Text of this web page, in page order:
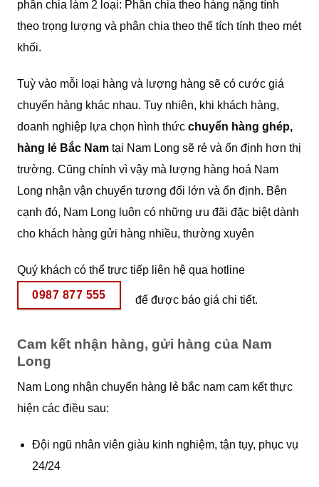
phân chia làm 2 loại: Phân chia theo hàng nặng tính
theo trọng lượng và phân chia theo thể tích tính theo mét
khối.
Tuỳ vào mỗi loại hàng và lượng hàng sẽ có cước giá
chuyển hàng khác nhau. Tuy nhiên, khi khách hàng,
doanh nghiệp lựa chọn hình thức chuyển hàng ghép,
hàng lẻ Bắc Nam tại Nam Long sẽ rẻ và ổn định hơn thị
trường. Cũng chính vì vậy mà lượng hàng hoá Nam
Long nhận vận chuyển tương đối lớn và ổn định. Bên
cạnh đó, Nam Long luôn có những ưu đãi đặc biệt dành
cho khách hàng gửi hàng nhiều, thường xuyên
Quý khách có thể trực tiếp liên hệ qua hotline
0987 877 555 để được báo giá chi tiết.
Cam kết nhận hàng, gửi hàng của Nam
Long
Nam Long nhận chuyển hàng lẻ bắc nam cam kết thực
hiện các điều sau:
Đội ngũ nhân viên giàu kinh nghiệm, tận tụy, phục vụ
24/24